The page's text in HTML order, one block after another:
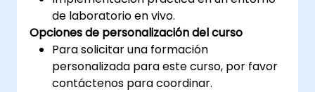
de laboratorio en vivo.
Opciones de personalización del curso
Para solicitar una formación
personalizada para este curso, por favor
contáctenos para coordinar.